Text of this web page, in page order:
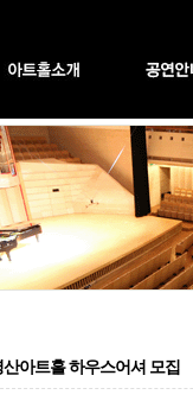
산아트홀 하우스어셔 모집